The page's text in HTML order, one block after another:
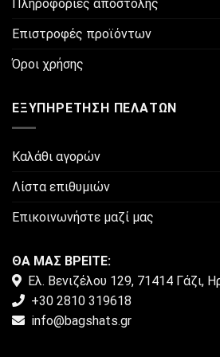
επιλεγούν
προϊόντος
Πληροφορίες αποστολής
Επιστροφές προϊόντων
Όροι χρήσης
ΕΞΥΠΗΡΈΤΗΣΗ ΠΕΛΑΤΏΝ
Καλάθι αγορών
Λίστα επιθυμιών
Επικοινωνήστε μαζί μας
ΘΑ ΜΑΣ ΒΡΕΙΤΕ:
Ελ. Βενιζέλου 129, 71414 Γάζι,
+30 2810 319618
info@bagshats.gr